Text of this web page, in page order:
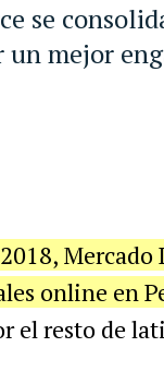
se
mejor
online en
el resto de